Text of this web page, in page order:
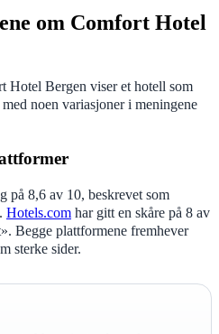
om Comfort Hotel
Hotel Bergen viser et hotell som
noen variasjoner i meningene
på 8,6 av 10, beskrevet som
Hotels.com har gitt en skåre på 8 av
Begge plattformene fremhever
sterke sider.